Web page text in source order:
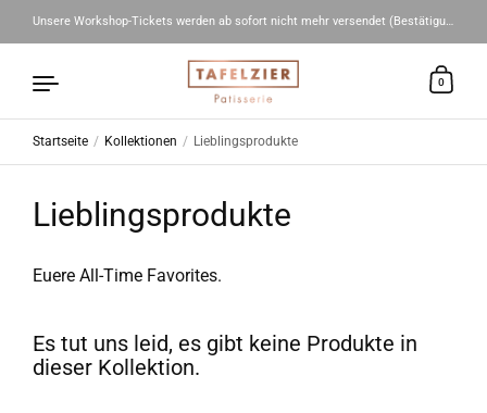
Unsere Workshop-Tickets werden ab sofort nicht mehr versendet (Bestätigungs-Mail = E-Ticket) 🤍
0
Startseite / Kollektionen / Lieblingsprodukte
Lieblingsprodukte
Euere All-Time Favorites.
Es tut uns leid, es gibt keine Produkte in
dieser Kollektion.